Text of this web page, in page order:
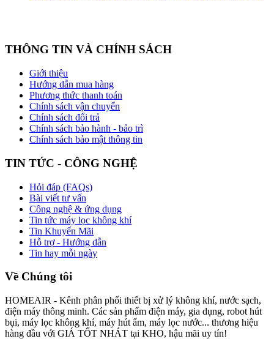
THÔNG TIN VÀ CHÍNH SÁCH
Giới thiệu
Hướng dẫn mua hàng
Phương thức thanh toán
Chính sách vận chuyển
Chính sách đổi trả
Chính sách bảo hành - bảo trì
Chính sách bảo mật thông tin
TIN TỨC - CÔNG NGHỆ
Hỏi đáp (FAQs)
Bài viết tư vấn
Công nghệ & ứng dụng
Tin tức máy lọc không khí
Tin Khuyến Mãi
Hỗ trợ - Hướng dẫn
Tin hay mỗi ngày
Về Chúng tôi
HOMEAIR - Kênh phân phối thiết bị xử lý không khí, nước sạch,
điện máy thông minh. Các sản phẩm điện máy, gia dụng, robot hút
bụi, máy lọc không khí, máy hút ẩm, máy lọc nước... thương hiệu
hàng đầu với GIÁ TỐT NHÁT tại KHO, hậu mãi uy tín!